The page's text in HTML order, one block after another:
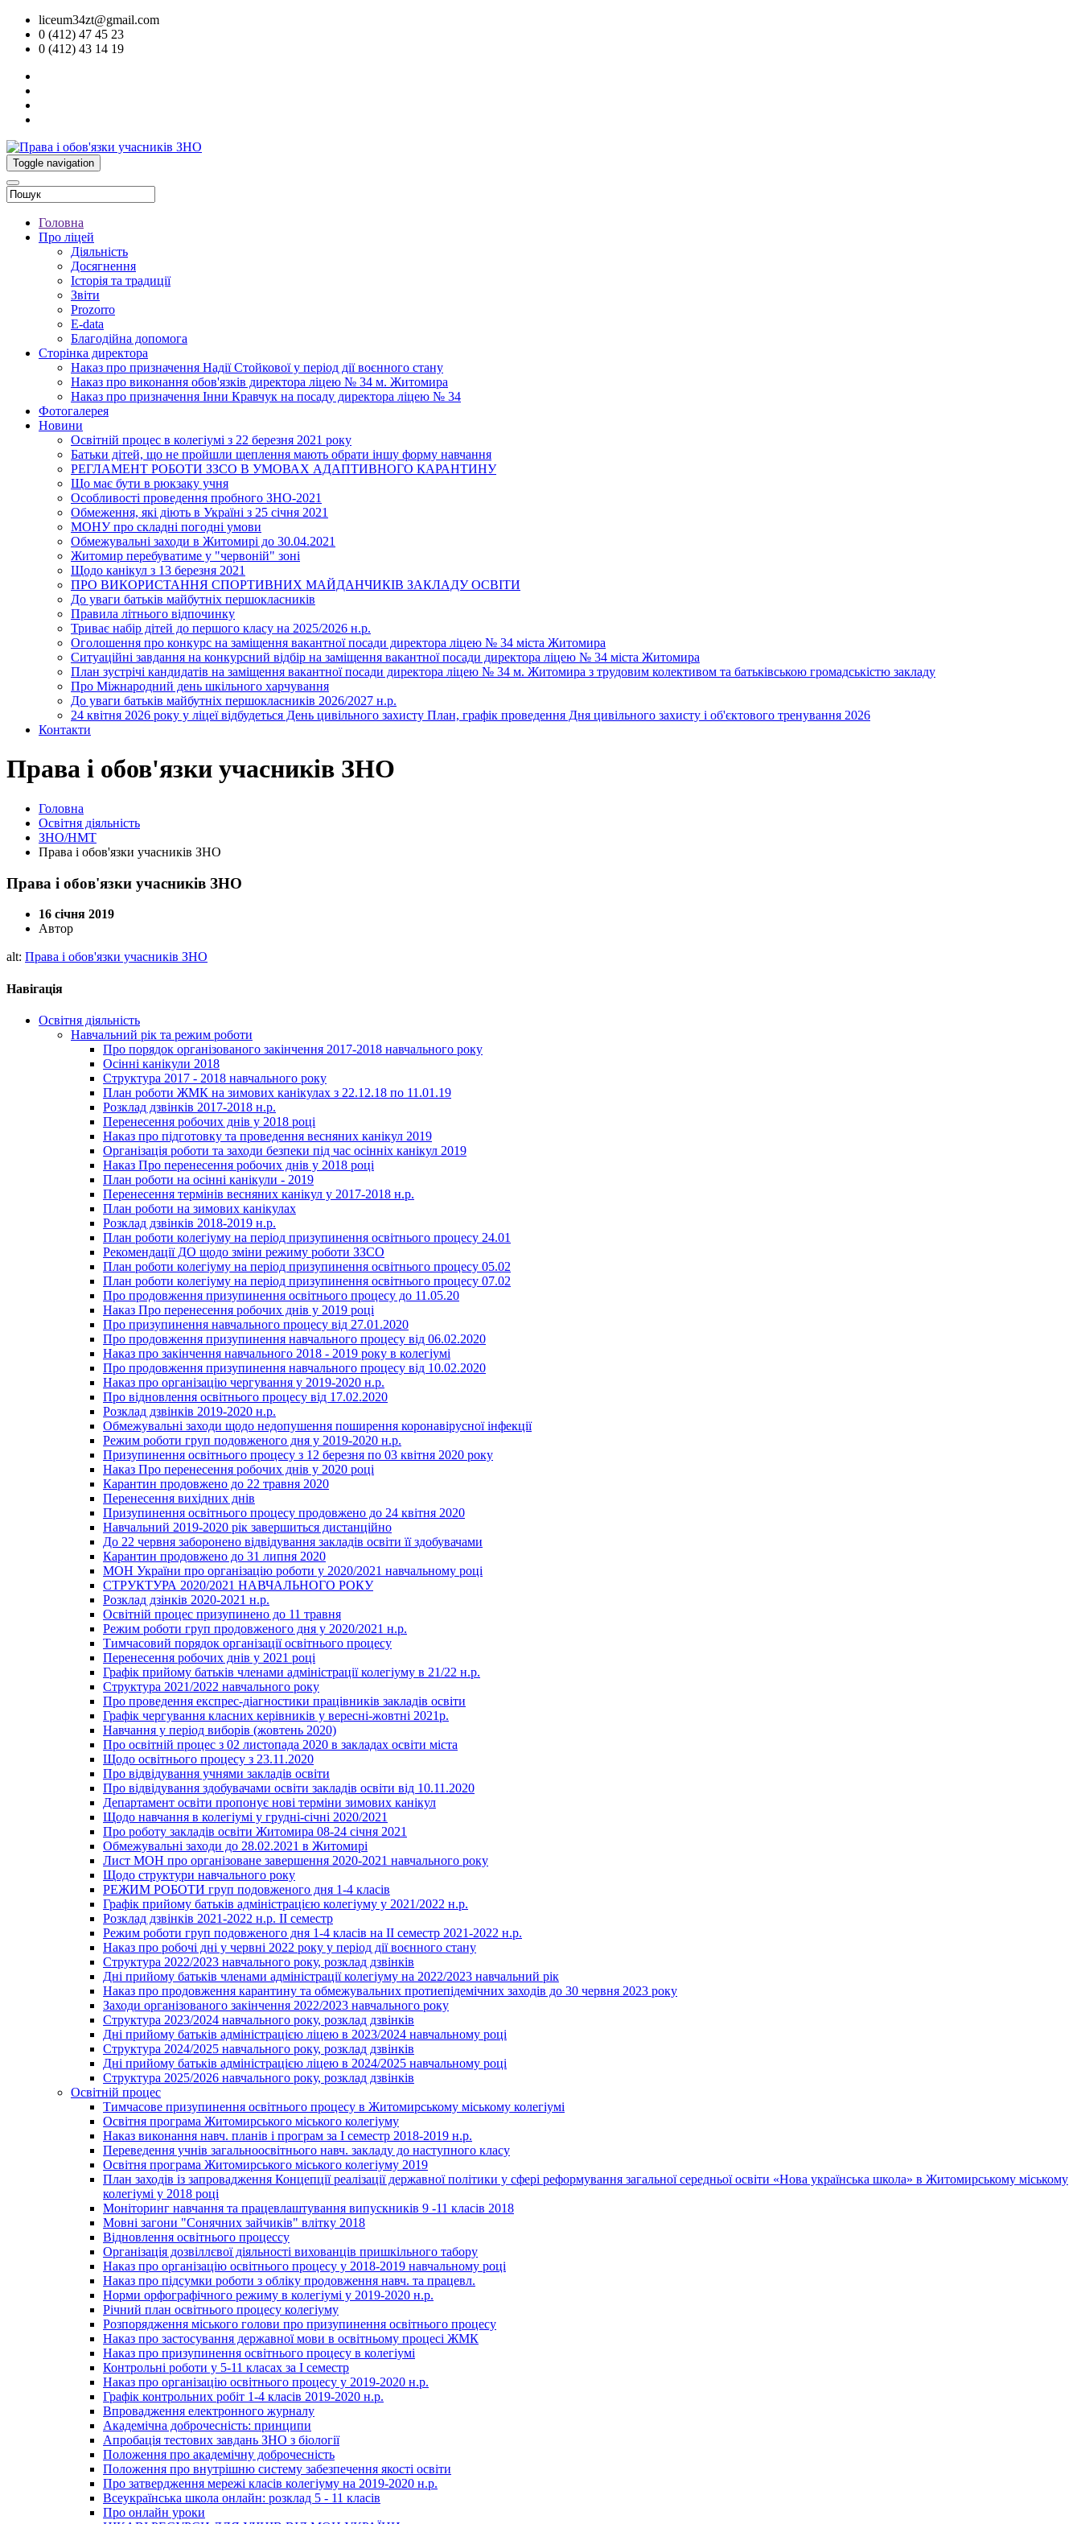
liceum34zt@gmail.com
0 (412) 47 45 23
0 (412) 43 14 19
Toggle navigation
Головна
Про ліцей
Діяльність
Досягнення
Історія та традиції
Звіти
Prozorro
E-data
Благодійна допомога
Сторінка директора
Наказ про призначення Надії Стойкової у період дії воєнного стану
Наказ про виконання обов'язків директора ліцею № 34 м. Житомира
Наказ про призначення Інни Кравчук на посаду директора ліцею № 34
Фотогалерея
Новини
Освітній процес в колегіумі з 22 березня 2021 року
Батьки дітей, що не пройшли щеплення мають обрати іншу форму навчання
РЕГЛАМЕНТ РОБОТИ ЗЗСО В УМОВАХ АДАПТИВНОГО КАРАНТИНУ
Що має бути в рюкзаку учня
Особливості проведення пробного ЗНО-2021
Обмеження, які діють в Україні з 25 січня 2021
МОНУ про складні погодні умови
Обмежувальні заходи в Житомирі до 30.04.2021
Житомир перебуватиме у "червоній" зоні
Щодо канікул з 13 березня 2021
ПРО ВИКОРИСТАННЯ СПОРТИВНИХ МАЙДАНЧИКІВ ЗАКЛАДУ ОСВІТИ
До уваги батьків майбутніх першокласників
Правила літнього відпочинку
Триває набір дітей до першого класу на 2025/2026 н.р.
Оголошення про конкурс на заміщення вакантної посади директора ліцею № 34 міста Житомира
Ситуаційні завдання на конкурсний відбір на заміщення вакантної посади директора ліцею № 34 міста Житомира
План зустрічі кандидатів на заміщення вакантної посади директора ліцею № 34 м. Житомира з трудовим колективом та батьківською громадськістю закладу
Про Міжнародний день шкільного харчування
До уваги батьків майбутніх першокласників 2026/2027 н.р.
24 квітня 2026 року у ліцеї відбудеться День цивільного захисту План, графік проведення Дня цивільного захисту і об'єктового тренування 2026
Контакти
Права і обов'язки учасників ЗНО
Головна
Освітня діяльність
ЗНО/НМТ
Права і обов'язки учасників ЗНО
Права і обов'язки учасників ЗНО
16 січня 2019
Автор
alt: Права і обов'язки учасників ЗНО
Навігація
Освітня діяльність
Навчальний рік та режим роботи
Про порядок організованого закінчення 2017-2018 навчального року
Осінні канікули 2018
Структура 2017 - 2018 навчального року
План роботи ЖМК на зимових канікулах з 22.12.18 по 11.01.19
Розклад дзвінків 2017-2018 н.р.
Перенесення робочих днів у 2018 році
Наказ про підготовку та проведення весняних канікул 2019
Організація роботи та заходи безпеки під час осінніх канікул 2019
Наказ Про перенесення робочих днів у 2018 році
План роботи на осінні канікули - 2019
Перенесення термінів весняних канікул у 2017-2018 н.р.
План роботи на зимових канікулах
Розклад дзвінків 2018-2019 н.р.
План роботи колегіуму на період призупинення освітнього процесу 24.01
Рекомендації ДО щодо зміни режиму роботи ЗЗСО
План роботи колегіуму на період призупинення освітнього процесу 05.02
План роботи колегіуму на період призупинення освітнього процесу 07.02
Про продовження призупинення освітнього процесу до 11.05.20
Наказ Про перенесення робочих днів у 2019 році
Про призупинення навчального процесу від 27.01.2020
Про продовження призупинення навчального процесу від 06.02.2020
Наказ про закінчення навчального 2018 - 2019 року в колегіумі
Про продовження призупинення навчального процесу від 10.02.2020
Наказ про організацію чергування у 2019-2020 н.р.
Про відновлення освітнього процесу від 17.02.2020
Розклад дзвінків 2019-2020 н.р.
Обмежувальні заходи щодо недопушення поширення коронавірусної інфекції
Режим роботи груп подовженого дня у 2019-2020 н.р.
Призупинення освітнього процесу з 12 березня по 03 квітня 2020 року
Наказ Про перенесення робочих днів у 2020 році
Карантин продовжено до 22 травня 2020
Перенесення вихідних днів
Призупинення освітнього процесу продовжено до 24 квітня 2020
Навчальний 2019-2020 рік завершиться дистанційно
До 22 червня заборонено відвідування закладів освіти її здобувачами
Карантин продовжено до 31 липня 2020
МОН України про організацію роботи у 2020/2021 навчальному році
СТРУКТУРА 2020/2021 НАВЧАЛЬНОГО РОКУ
Розклад дзінків 2020-2021 н.р.
Освітній процес призупинено до 11 травня
Режим роботи груп продовженого дня у 2020/2021 н.р.
Тимчасовий порядок організації освітнього процесу
Перенесення робочих днів у 2021 році
Графік прийому батьків членами адміністрації колегіуму в 21/22 н.р.
Структура 2021/2022 навчального року
Про проведення експрес-діагностики працівників закладів освіти
Графік чергування класних керівників у вересні-жовтні 2021р.
Навчання у період виборів (жовтень 2020)
Про освітній процес з 02 листопада 2020 в закладах освіти міста
Щодо освітнього процесу з 23.11.2020
Про відвідування учнями закладів освіти
Про відвідування здобувачами освіти закладів освіти від 10.11.2020
Департамент освіти пропонує нові терміни зимових канікул
Щодо навчання в колегіумі у грудні-січні 2020/2021
Про роботу закладів освіти Житомира 08-24 січня 2021
Обмежувальні заходи до 28.02.2021 в Житомирі
Лист МОН про організоване завершення 2020-2021 навчального року
Щодо структури навчального року
РЕЖИМ РОБОТИ груп подовженого дня 1-4 класів
Графік прийому батьків адміністрацією колегіуму у 2021/2022 н.р.
Розклад дзвінків 2021-2022 н.р. ІІ семестр
Режим роботи груп подовженого дня 1-4 класів на ІІ семестр 2021-2022 н.р.
Наказ про робочі дні у червні 2022 року у період дії воєнного стану
Структура 2022/2023 навчального року, розклад дзвінків
Дні прийому батьків членами адміністрації колегіуму на 2022/2023 навчальний рік
Наказ про продовження карантину та обмежувальних протиепідемічних заходів до 30 червня 2023 року
Заходи організованого закінчення 2022/2023 навчального року
Структура 2023/2024 навчального року, розклад дзвінків
Дні прийому батьків адміністрацією ліцею в 2023/2024 навчальному році
Структура 2024/2025 навчального року, розклад дзвінків
Дні прийому батьків адміністрацією ліцею в 2024/2025 навчальному році
Структура 2025/2026 навчального року, розклад дзвінків
Освітній процес
Тимчасове призупинення освітнього процесу в Житомирському міському колегіумі
Освітня програма Житомирського міського колегіуму
Наказ виконання навч. планів і програм за І семестр 2018-2019 н.р.
Переведення учнів загальноосвітнього навч. закладу до наступного класу
Освітня програма Житомирського міського колегіуму 2019
План заходів із запровадження Концепції реалізації державної політики у сфері реформування загальної середньої освіти «Нова українська школа» в Житомирському міському
колегіумі у 2018 році
Моніторинг навчання та працевлаштування випускників 9 -11 класів 2018
Мовні загони "Сонячних зайчиків" влітку 2018
Відновлення освітнього процессу
Організація дозвіллєвої діяльності вихованців пришкільного табору
Наказ про організацію освітнього процесу у 2018-2019 навчальному році
Наказ про підсумки роботи з обліку продовження навч. та працевл.
Норми орфографічного режиму в колегіумі у 2019-2020 н.р.
Річний план освітнього процесу колегіуму
Розпорядження міського голови про призупинення освітнього процесу
Наказ про застосування державної мови в освітньому процесі ЖМК
Наказ про призупинення освітнього процесу в колегіумі
Контрольні роботи у 5-11 класах за І семестр
Наказ про організацію освітнього процесу у 2019-2020 н.р.
Графік контрольних робіт 1-4 класів 2019-2020 н.р.
Впровадження електронного журналу
Академічна доброчесність: принципи
Апробація тестових завдань ЗНО з біології
Положення про академічну доброчесність
Положення про внутрішню систему забезпечення якості освіти
Про затвердження мережі класів колегіуму на 2019-2020 н.р.
Всеукраїнська школа онлайн: розклад 5 - 11 класів
Про онлайн уроки